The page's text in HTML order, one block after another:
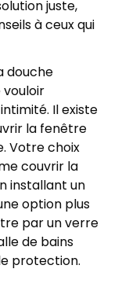
juste,
à ceux qui
douche
Il existe
la fenêtre
Votre choix
couvrir la
installant un
option plus
par un verre
de bains
protection.